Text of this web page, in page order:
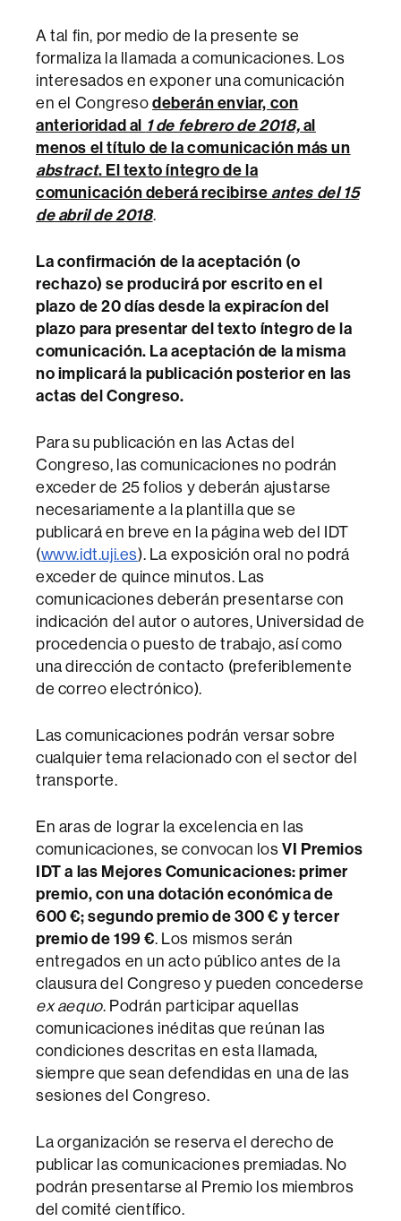
A tal fin, por medio de la presente se
formaliza la llamada a comunicaciones. Los
interesados en exponer una comunicación
en el Congresodeberán enviar, con
anterioridad al 1 de febrero de 2018,al
menos el título de la comunicación más un
abstract. El texto íntegro de la
comunicación deberá recibirse antes del 15
de abril de 2018.
La confirmación de la aceptación (o
rechazo) se producirá por escrito en el
plazo de 20 días desde la expiracíon del
plazo para presentar del texto íntegro de la
comunicación. La aceptación de la misma
no implicará la publicación posterior en las
actas del Congreso.
Para su publicación en las Actas del
Congreso, las comunicaciones no podrán
exceder de 25 folios y deberán ajustarse
necesariamente a la plantilla que se
publicará en breve en la página web del IDT
(www.idt.uji.es). La exposición oral no podrá
exceder de quince minutos. Las
comunicaciones deberán presentarse con
indicación del autor o autores, Universidad de
procedencia o puesto de trabajo, así como
una dirección de contacto (preferiblemente
de correo electrónico).
Las comunicaciones podrán versar sobre
cualquier tema relacionado con el sector del
transporte.
En aras de lograr la excelencia en las
comunicaciones, se convocan losVI Premios
IDT a las Mejores Comunicaciones: primer
premio, con una dotación económica de
600 €; segundo premio de 300 € y tercer
premio de 199 €. Los mismos serán
entregados en un acto público antes de la
clausura del Congreso y pueden concederse
ex aequo. Podrán participar aquellas
comunicaciones inéditas que reúnan las
condiciones descritas en esta llamada,
siempre que sean defendidas en una de las
sesiones del Congreso.
La organización se reserva el derecho de
publicar las comunicaciones premiadas. No
podrán presentarse al Premio los miembros
del comité científico.